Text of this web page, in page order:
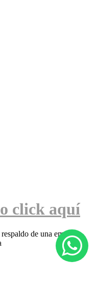
click aquí
de una empresa